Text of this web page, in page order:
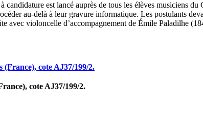
est lancé auprès de tous les élèves musiciens
au-delà à leur gravure informatique. Les postulants
avec violoncelle d’accompagnement de Émile Paladilhe
cote AJ37/199/2.